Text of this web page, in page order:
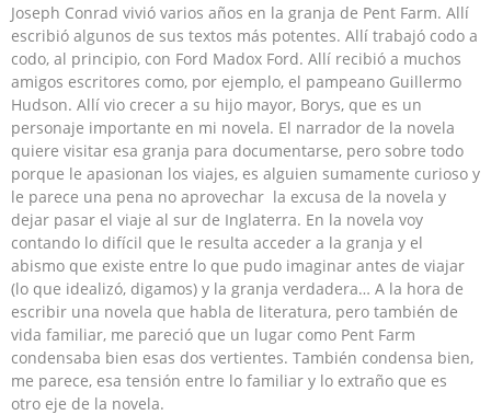
Joseph Conrad vivió varios años en la granja de Pent Farm. Allí
escribió algunos de sus textos más potentes. Allí trabajó codo a
codo, al principio, con Ford Madox Ford. Allí recibió a muchos
amigos escritores como, por ejemplo, el pampeano Guillermo
Hudson. Allí vio crecer a su hijo mayor, Borys, que es un
personaje importante en mi novela. El narrador de la novela
quiere visitar esa granja para documentarse, pero sobre todo
porque le apasionan los viajes, es alguien sumamente curioso y
le parece una pena no aprovechar la excusa de la novela y
dejar pasar el viaje al sur de Inglaterra. En la novela voy
contando lo difícil que le resulta acceder a la granja y el
abismo que existe entre lo que pudo imaginar antes de viajar
(lo que idealizó, digamos) y la granja verdadera… A la hora de
escribir una novela que habla de literatura, pero también de
vida familiar, me pareció que un lugar como Pent Farm
condensaba bien esas dos vertientes. También condensa bien,
me parece, esa tensión entre lo familiar y lo extraño que es
otro eje de la novela.